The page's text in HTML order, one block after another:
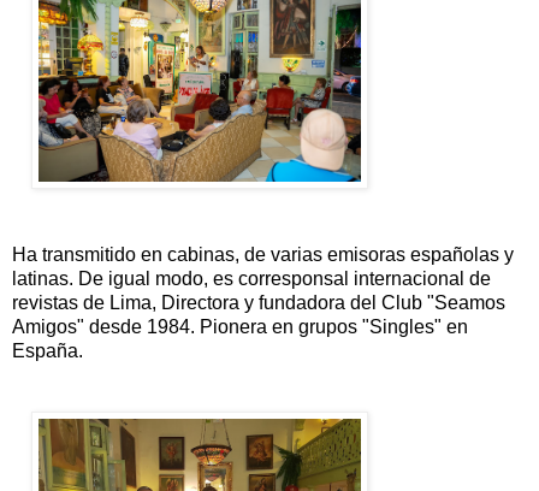
Ha transmitido en cabinas, de varias emisoras españolas y
latinas. De igual modo, es corresponsal internacional de
revistas de Lima, Directora y fundadora del Club "Seamos
Amigos" desde 1984. Pionera en grupos "Singles" en
España.